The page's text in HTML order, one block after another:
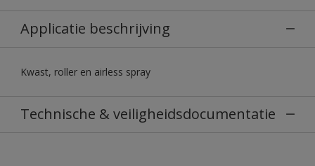
Applicatie beschrijving
Kwast, roller en airless spray
Technische & veiligheidsdocumentatie